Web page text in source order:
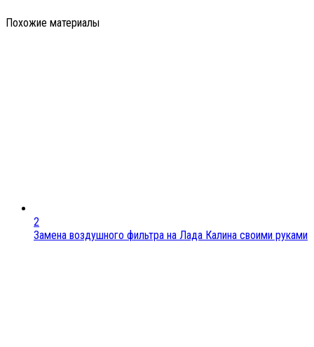
Похожие материалы
2
Замена воздушного фильтра на Лада Калина своими руками